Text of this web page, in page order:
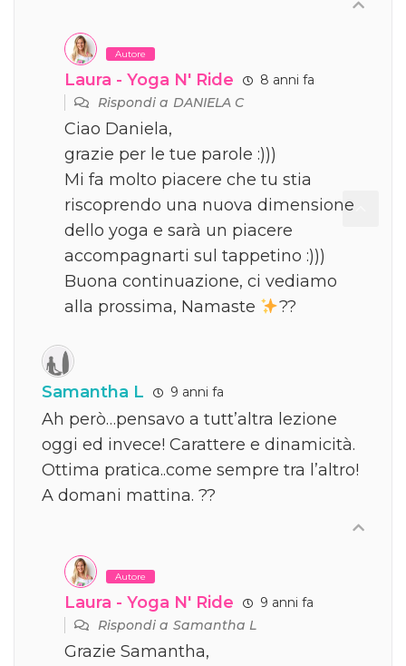
Autore
Laura - Yoga N' Ride
8 anni fa
Rispondi aDANIELA C
Ciao Daniela,
grazie per le tue parole :)))
Mi fa molto piacere che tu stia
riscoprendo una nuova dimensione
dello yoga e sarà un piacere
accompagnarti sul tappetino :)))
Buona continuazione, ci vediamo
alla prossima, Namaste
??
Samantha L 9 anni fa
Ah però…pensavo a tutt’altra lezione
oggi ed invece! Carattere e dinamicità.
Ottima pratica..come sempre tra l’altro!
A domani mattina. ??
Autore
Laura - Yoga N' Ride
9 anni fa
Rispondi aSamantha L
Grazie Samantha,